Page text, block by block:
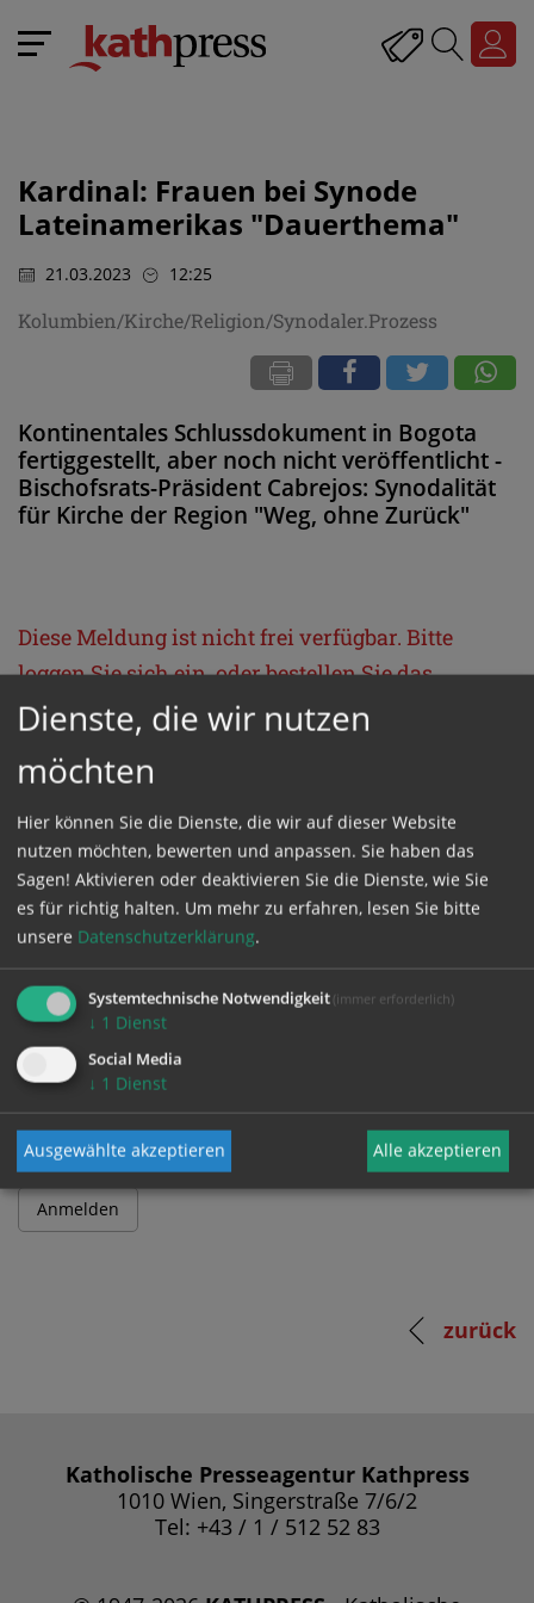
Kardinal: Frauen bei Synode
Lateinamerikas "Dauerthema"
21.03.2023 12:25
Kolumbien/Kirche/Religion/Synodaler.Prozess
Kontinentales Schlussdokument in Bogota
fertiggestellt, aber noch nicht veröffentlicht -
Bischofsrats-Präsident Cabrejos: Synodalität
für Kirche der Region "Weg, ohne Zurück"
Diese Meldung ist nicht frei verfügbar. Bitte
loggen Sie sich ein, oder bestellen Sie das
ProduktKathpress_online.
GESCHÜTZTER BEREICH
Bitte melden Sie sich mit Ihrem Benutzernamen
und Passwort an.
Benutzername
Passwort
zurück
Katholische Presseagentur Kathpress
1010 Wien, Singerstraße 7/6/2
Tel: +43 / 1 / 512 52 83
Dienste, die wir nutzen
möchten
Hier können Sie die Dienste, die wir auf dieser Website
nutzen möchten, bewerten und anpassen. Sie haben das
Sagen! Aktivieren oder deaktivieren Sie die Dienste, wie Sie
es für richtig halten. Um mehr zu erfahren, lesen Sie bitte
unsere Datenschutzerklärung.
Systemtechnische Notwendigkeit (immer erforderlich)
↓ 1 Dienst
Social Media
↓ 1 Dienst
Ausgewählte akzeptieren Alle akzeptieren